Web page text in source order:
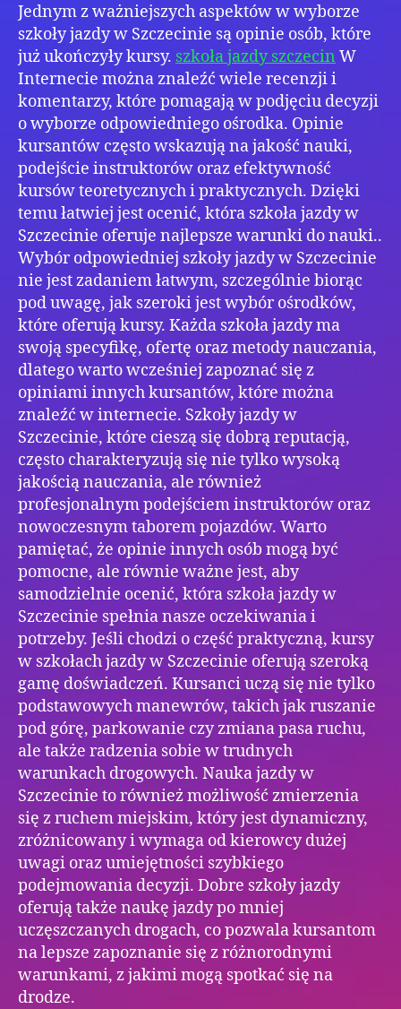
Jednym z ważniejszych aspektów w wyborze
szkoły jazdy w Szczecinie są opinie osób, które
już ukończyły kursy. szkoła jazdy szczecin W
Internecie można znaleźć wiele recenzji i
komentarzy, które pomagają w podjęciu decyzji
o wyborze odpowiedniego ośrodka. Opinie
kursantów często wskazują na jakość nauki,
podejście instruktorów oraz efektywność
kursów teoretycznych i praktycznych. Dzięki
temu łatwiej jest ocenić, która szkoła jazdy w
Szczecinie oferuje najlepsze warunki do nauki..
Wybór odpowiedniej szkoły jazdy w Szczecinie
nie jest zadaniem łatwym, szczególnie biorąc
pod uwagę, jak szeroki jest wybór ośrodków,
które oferują kursy. Każda szkoła jazdy ma
swoją specyfikę, ofertę oraz metody nauczania,
dlatego warto wcześniej zapoznać się z
opiniami innych kursantów, które można
znaleźć w internecie. Szkoły jazdy w
Szczecinie, które cieszą się dobrą reputacją,
często charakteryzują się nie tylko wysoką
jakością nauczania, ale również
profesjonalnym podejściem instruktorów oraz
nowoczesnym taborem pojazdów. Warto
pamiętać, że opinie innych osób mogą być
pomocne, ale równie ważne jest, aby
samodzielnie ocenić, która szkoła jazdy w
Szczecinie spełnia nasze oczekiwania i
potrzeby. Jeśli chodzi o część praktyczną, kursy
w szkołach jazdy w Szczecinie oferują szeroką
gamę doświadczeń. Kursanci uczą się nie tylko
podstawowych manewrów, takich jak ruszanie
pod górę, parkowanie czy zmiana pasa ruchu,
ale także radzenia sobie w trudnych
warunkach drogowych. Nauka jazdy w
Szczecinie to również możliwość zmierzenia
się z ruchem miejskim, który jest dynamiczny,
zróżnicowany i wymaga od kierowcy dużej
uwagi oraz umiejętności szybkiego
podejmowania decyzji. Dobre szkoły jazdy
oferują także naukę jazdy po mniej
uczęszczanych drogach, co pozwala kursantom
na lepsze zapoznanie się z różnorodnymi
warunkami, z jakimi mogą spotkać się na
drodze.